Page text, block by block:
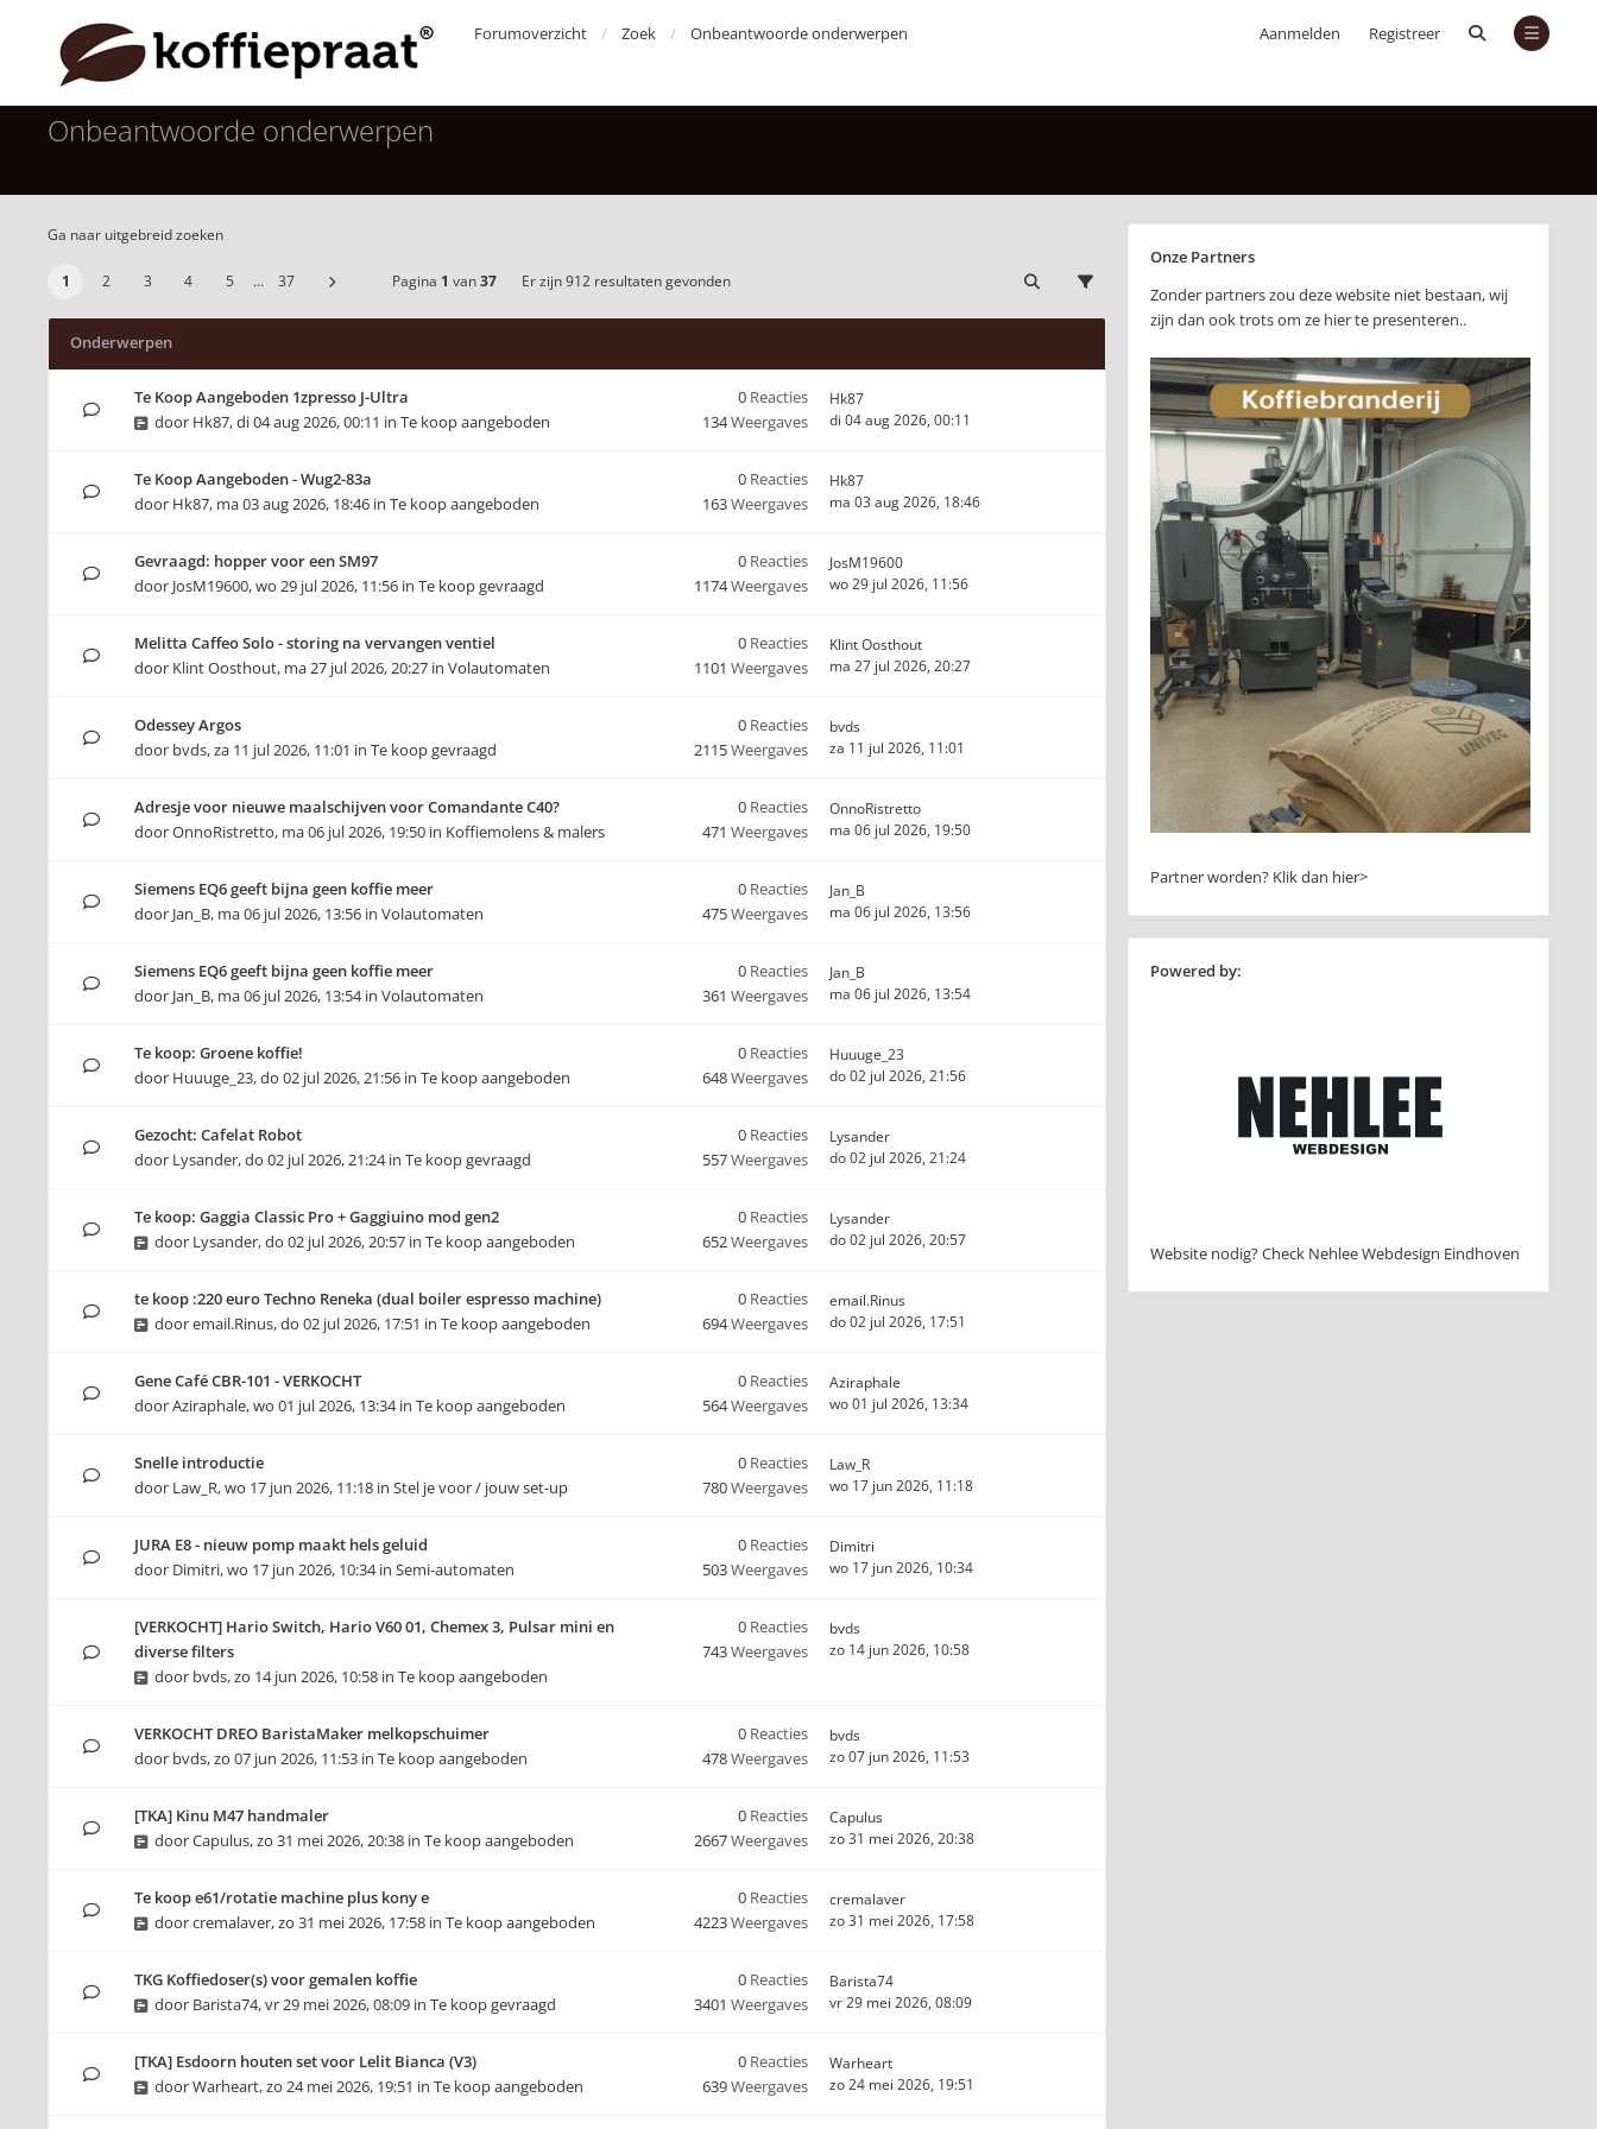
Aanmelden Registreer
Forumoverzicht Zoek Onbeantwoorde onderwerpen
Onbeantwoorde onderwerpen
Ga naar uitgebreid zoeken
1 2 3 4 5 … 37 Pagina 1 van37 Er zijn 912 resultaten gevonden
Onderwerpen
Te Koop Aangeboden 1zpresso J-Ultra
door Hk87,di 04 aug 2026, 00:11 in Te koop aangeboden
0 Reacties
134Weergaves
Hk87
di 04 aug 2026, 00:11
Te Koop Aangeboden - Wug2-83a
door Hk87, ma 03 aug 2026, 18:46 in Te koop aangeboden
0 Reacties
163Weergaves
Hk87
ma 03 aug 2026, 18:46
Gevraagd: hopper voor een SM97
door JosM19600,wo 29 jul 2026, 11:56 in Te koop gevraagd
0 Reacties
1174Weergaves
JosM19600
wo 29 jul 2026, 11:56
Melitta Caffeo Solo - storing na vervangen ventiel
door Klint Oosthout, ma 27 jul 2026, 20:27 in Volautomaten
0 Reacties
1101 Weergaves
Klint Oosthout
ma 27 jul 2026, 20:27
Odessey Argos
door bvds,za 11 jul 2026, 11:01 in Te koop gevraagd
0 Reacties
2115Weergaves
bvds
za 11 jul 2026, 11:01
Adresje voor nieuwe maalschijven voor Comandante C40?
doorOnnoRistretto, ma 06 jul 2026, 19:50 in Koffiemolens & malers
0 Reacties
471 Weergaves
OnnoRistretto
ma 06 jul 2026, 19:50
Siemens EQ6 geeft bijna geen koffie meer
door Jan_B, ma 06 jul 2026, 13:56 in Volautomaten
0 Reacties
475Weergaves
Jan_B
ma 06 jul 2026, 13:56
Siemens EQ6 geeft bijna geen koffie meer
door Jan_B, ma 06 jul 2026, 13:54in Volautomaten
0 Reacties
361 Weergaves
Jan_B
ma 06 jul 2026, 13:54
Te koop: Groene koffie!
door Huuuge_23,do 02 jul 2026, 21:56 in Te koop aangeboden
0 Reacties
648Weergaves
Huuuge_23
do 02 jul 2026, 21:56
Gezocht: Cafelat Robot
door Lysander,do 02 jul 2026, 21:24in Te koop gevraagd
0 Reacties
557Weergaves
Lysander
do 02 jul 2026, 21:24
Te koop: Gaggia Classic Pro + Gaggiuino mod gen2
door Lysander,do 02 jul 2026, 20:57 in Te koop aangeboden
0 Reacties
652Weergaves
Lysander
do 02 jul 2026, 20:57
te koop :220 euro Techno Reneka (dual boiler espresso machine)
dooremail.Rinus,do 02 jul 2026, 17:51 in Te koop aangeboden
0 Reacties
694Weergaves
email.Rinus
do 02 jul 2026, 17:51
Gene Café CBR-101 - VERKOCHT
doorAziraphale,wo 01 jul 2026, 13:34in Te koop aangeboden
0 Reacties
564Weergaves
Aziraphale
wo 01 jul 2026, 13:34
Snelle introductie
door Law_R,wo 17 jun 2026, 11:18 in Stel je voor / jouw set-up
0 Reacties
780Weergaves
Law_R
wo 17 jun 2026, 11:18
JURA E8 - nieuw pomp maakt hels geluid
door Dimitri,wo 17 jun 2026, 10:34in Semi-automaten
0 Reacties
503Weergaves
Dimitri
wo 17 jun 2026, 10:34
[VERKOCHT] Hario Switch, Hario V60 01, Chemex 3, Pulsar mini en
diverse filters
door bvds,zo 14 jun 2026, 10:58 in Te koop aangeboden
0 Reacties
743Weergaves
bvds
zo 14 jun 2026, 10:58
VERKOCHT DREO BaristaMaker melkopschuimer
door bvds,zo 07 jun 2026, 11:53 in Te koop aangeboden
0 Reacties
478Weergaves
bvds
zo 07 jun 2026, 11:53
[TKA] Kinu M47 handmaler
doorCapulus,zo 31 mei 2026, 20:38 in Te koop aangeboden
0 Reacties
2667Weergaves
Capulus
zo 31 mei 2026, 20:38
Te koop e61/rotatie machine plus kony e
doorcremalaver,zo 31 mei 2026, 17:58 in Te koop aangeboden
0 Reacties
4223Weergaves
cremalaver
zo 31 mei 2026, 17:58
TKG Koffiedoser(s) voor gemalen koffie
door Barista74,vr 29 mei 2026, 08:09 in Te koop gevraagd
0 Reacties
3401 Weergaves
Barista74
vr 29 mei 2026, 08:09
[TKA] Esdoorn houten set voor Lelit Bianca (V3)
doorWarheart,zo 24 mei 2026, 19:51 in Te koop aangeboden
0 Reacties
639Weergaves
Warheart
zo 24 mei 2026, 19:51
Onze Partners
Zonder partners zou deze website niet bestaan, wij
zijn dan ook trots om ze hier te presenteren..
Partner worden? Klik dan hier>
Powered by:
Website nodig? Check Nehlee Webdesign Eindhoven